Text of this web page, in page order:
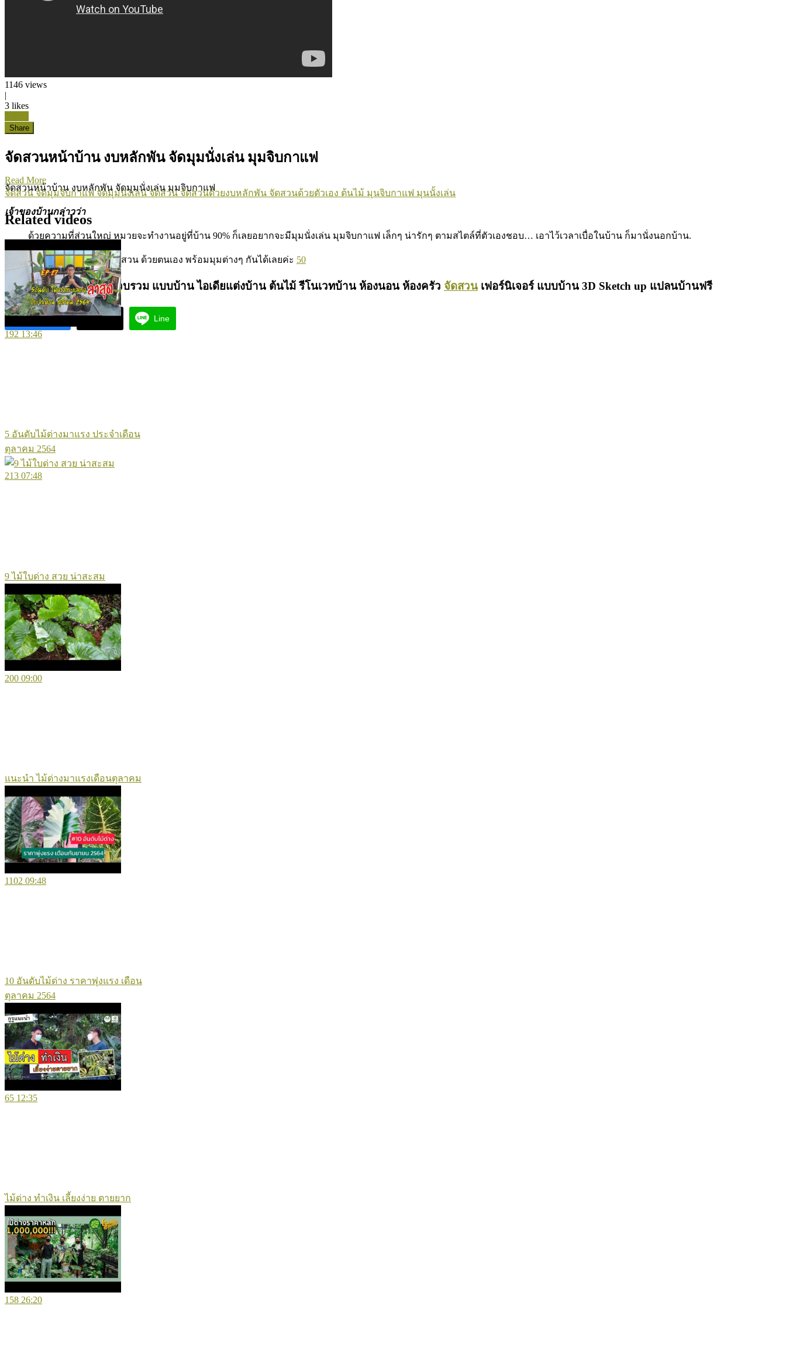
1146 views
|
3 likes
Share
จัดสวนหน้าบ้าน งบหลักพัน จัดมุมนั่งเล่น มุมจิบกาแฟ
จัดสวนหน้าบ้าน งบหลักพัน จัดมุมนั่งเล่น มุมจิบกาแฟ
เจ้าของบ้านกล่าวว่า
ด้วยความที่ส่วนใหญ่ หมวยจะทำงานอยู่ที่บ้าน 90% ก็เลยอยากจะมีมุมนั่งเล่น มุมจิบกาแฟ เล็กๆ น่ารักๆ ตามสไตล์ที่ตัวเองชอบ… เอาไว้เวลาเบื่อในบ้าน ก็มานั่งนอกบ้าน.
ติดตามชมรายละเอียดการจัดสวน ด้วยตนเอง พร้อมมุมต่างๆ กันได้เลยค่ะ 50
Bestswgarden เว็บไซต์รวบรวม แบบบ้าน ไอเดียแต่งบ้าน ต้นไม้ รีโนเวทบ้าน ห้องนอน ห้องครัว จัดสวน เฟอร์นิเจอร์ แบบบ้าน 3D Sketch up แปลนบ้านฟรี
Facebook X Line
Read More
จัดสวนจัดมุมจิบกาแฟจัดมุมนั่งเล่นจัดสวนจัดสวนด้วยงบหลักพัน จัดสวนด้วยตัวเอง ต้นไม้ มุนจิบกาแฟ มุนนั้งเล่น
Related videos
192 13:46
5 อันดับไม้ด่างมาแรง ประจำเดือน
ตุลาคม 2564
213 07:48
9 ไม้ใบด่าง สวย น่าสะสม
200 09:00
แนะนำ ไม้ด่างมาแรงเดือนตุลาคม
1102 09:48
10 อันดับไม้ด่าง ราคาพุ่งแรง เดือน
ตุลาคม 2564
65 12:35
ไม้ด่าง ทำเงิน เลี้ยงง่าย ตายยาก
158 26:20